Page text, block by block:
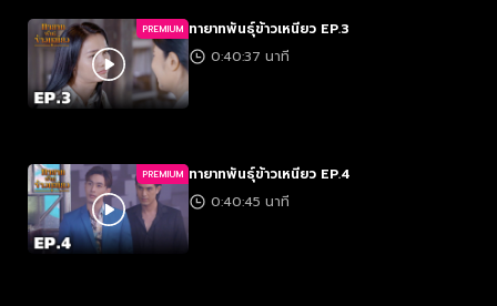
PREMIUM ทายาทพันธุ์ข้าวเหนียว EP.3
0:40:37 นาที
PREMIUM ทายาทพันธุ์ข้าวเหนียว EP.4
0:40:45 นาที